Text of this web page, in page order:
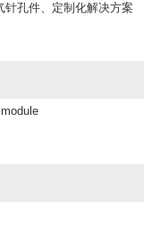
针孔件、定制化解决方案